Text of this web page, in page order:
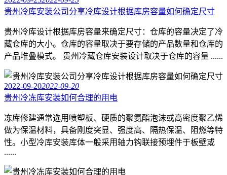
贵州冷库安装公司分享冷库设计根据库房容量如何确定尺寸
贵州冷库设计根据库房容量来确定尺寸：仓库的容量决定了冷
藏仓库的大小。仓库的容量取决于要存储的产品数量和仓库的
产品堆叠模式。 贵州冷藏仓库安装设计取决于仓库的容量 ......
2022-09-202022-09-20
贵州冷冻库安装如何合理的用电
冻库修建通常选用喷塑板、硬质的聚氨酯泡沫或高密度聚乙烯
做为保温材料，具备刚度突显、强度高、隔热保温、阻燃等特
性。小型冷库安装库体一般采用轴力钩联接预埋件于板壁或
......